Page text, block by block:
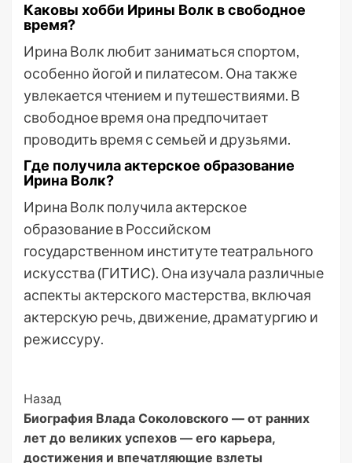
Каковы хобби Ирины Волк в свободное
время?
Ирина Волк любит заниматься спортом,
особенно йогой и пилатесом. Она также
увлекается чтением и путешествиями. В
свободное время она предпочитает
проводить время с семьей и друзьями.
Где получила актерское образование
Ирина Волк?
Ирина Волк получила актерское
образование в Российском
государственном институте театрального
искусства (ГИТИС). Она изучала различные
аспекты актерского мастерства, включая
актерскую речь, движение, драматургию и
режиссуру.
Post
Navigation
Назад
Биография Влада Соколовского — от ранних
лет до великих успехов — его карьера,
достижения и впечатляющие взлеты